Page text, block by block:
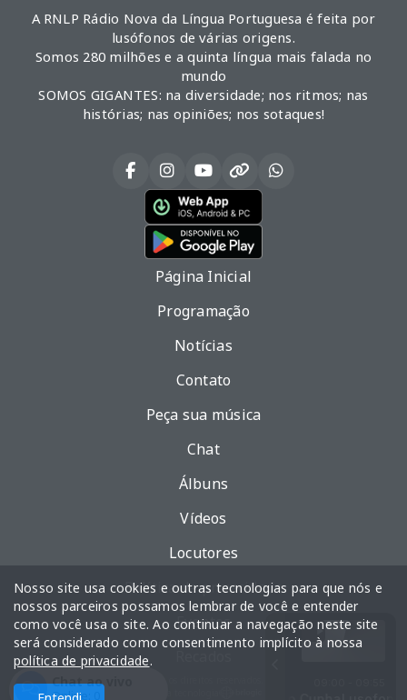
A RNLP Rádio Nova da Língua Portuguesa é feita por
lusófonos de várias origens.
Somos 280 milhões e a quinta língua mais falada no
mundo
SOMOS GIGANTES: na diversidade; nos ritmos; nas
histórias; nas opiniões; nos sotaques!
Página Inicial
Programação
Notícias
Contato
Peça sua música
Chat
Álbuns
Vídeos
Locutores
Política de privacidade
Eventos
Nosso site usa cookies e outras tecnologias para que nós e
nossos parceiros possamos lembrar de você e entender
como você usa o site. Ao continuar a navegação neste site
será considerado como consentimento implícito à nossa
política de privacidade.
Chat ao vivo
Online: